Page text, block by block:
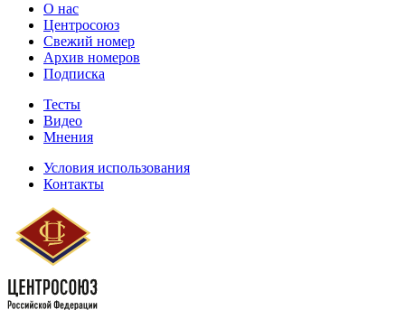
О нас
Центросоюз
Свежий номер
Архив номеров
Подписка
Тесты
Видео
Мнения
Условия использования
Контакты